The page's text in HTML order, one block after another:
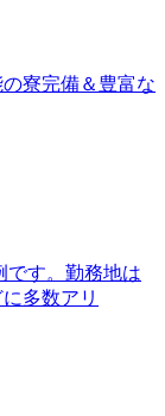
寮完備＆豊富な
す。勤務地は
多数アリ